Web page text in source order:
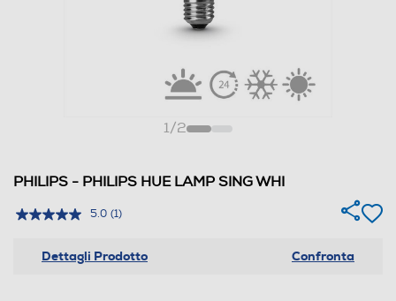
1/2
PHILIPS - PHILIPS HUE LAMP SING WHI
5.0 (1)
Dettagli Prodotto Confronta